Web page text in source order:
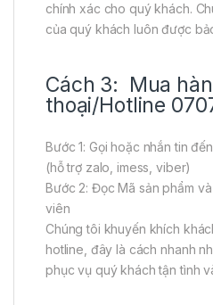
chính xác cho quý khách.
của quý khách luôn được
Cách 3: Mua
thoại/Hotline
Bước 1: Gọi hoặc nhắn tin
(hỗ trợ zalo, imess, viber)
Bước 2: Đọc Mã sản phẩm
viên
Chúng tôi khuyến khích
hotline, đây là cách nhanh
phục vụ quý khách tận tình